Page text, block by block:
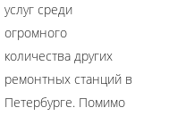
услуг среди
огромного
количества других
ремонтных станций в
Петербурге. Помимо